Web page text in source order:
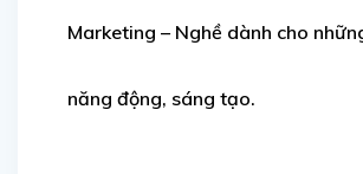
Marketing – Nghề dành cho
năng động, sáng tạo.